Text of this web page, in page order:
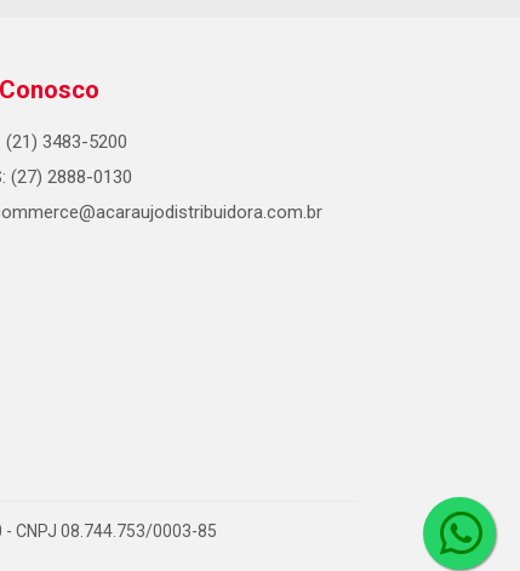
(21) 3483-5200
(27) 2888-0130
CNPJ 08.744.753/0003-85